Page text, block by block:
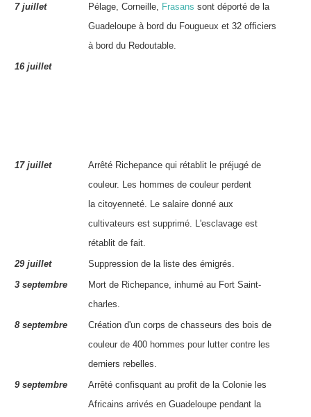
7 juillet Pélage Corneille Frasans sont déporté de la
Guadeloupe à bord du Fougueux et 32 officiers
à bord du Redoutable.
16 juillet
17 juillet Arrêté Richepance qui rétablit le préjugé de
couleur. Les hommes de couleur perdent
la citoyenneté . Le salaire donné aux
cultivateurs est supprimé. L'esclavage est
rétablit de fait.
29 juillet
Suppression de la liste des émigrés
3 septembre
Mort de Richepance , inhumé au Fort Saint-
charles.
8 septembre
Création d'un corps de chasseurs des bois de
couleur de 400 hommes pour lutter contre les
derniers rebelles
9 septembre
Arrêté confisquant au profit de la Colonie les
Africains arrivés en Guadeloupe pendant la